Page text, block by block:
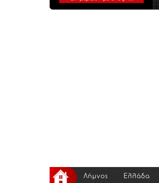
Λήμνος Ελλάδα